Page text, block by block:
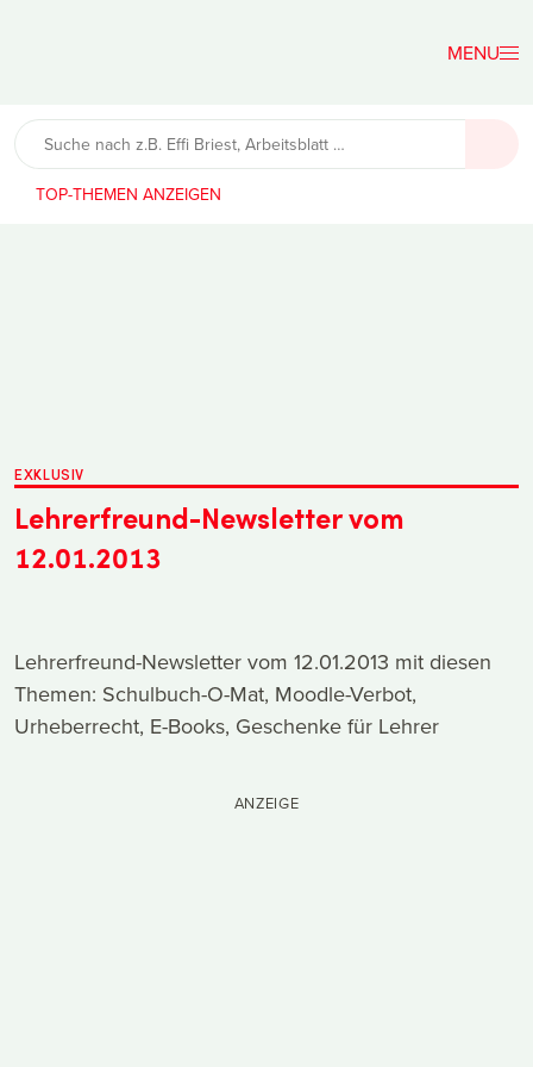
Lehrerfreund
TOP-THEMEN
EXKLUSIV
Lehrerfreund-Newsletter vom
12.01.2013
Lehrerfreund-Newsletter vom 12.01.2013 mit diesen
Themen: Schulbuch-O-Mat, Moodle-Verbot,
Urheberrecht, E-Books, Geschenke für Lehrer
ANZEIGE